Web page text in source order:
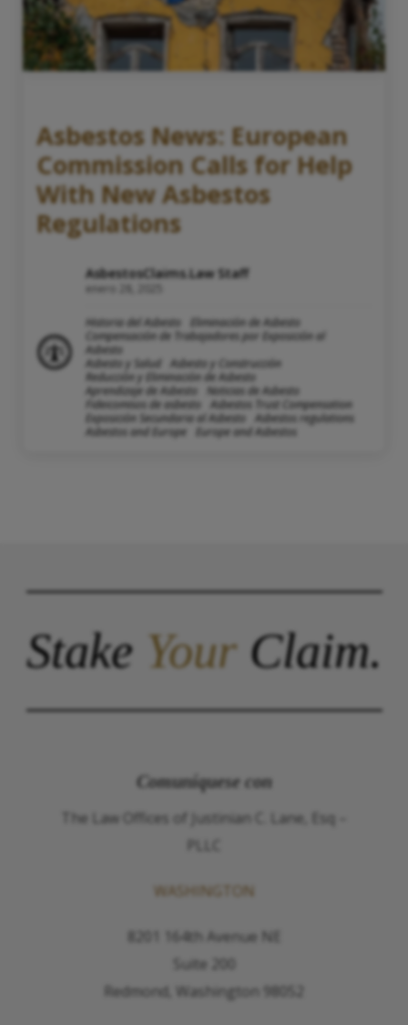
Asbestos News: European
Commission Calls for Help
With New Asbestos
Regulations
AsbestosClaims.Law Staff
enero 28, 2025
Historia del Asbesto
Eliminación de Asbesto
Compensación de Trabajadores por Exposición al
Asbesto
Asbesto y Salud
Asbesto y Construcción
Reducción y Eliminación de Asbesto
Aprendizaje de Asbesto
Noticias de Asbesto
Fideicomisos de asbesto
Asbestos Trust Compensation
Exposición Secundaria al Asbesto
Asbestos regulations
Asbestos and Europe
Europe and Asbestos
StakeYourClaim.
Comuníquese con
The Law Offices of Justinian C. Lane, Esq –
PLLC
WASHINGTON
8201 164th Avenue NE
Suite 200
Redmond, Washington 98052